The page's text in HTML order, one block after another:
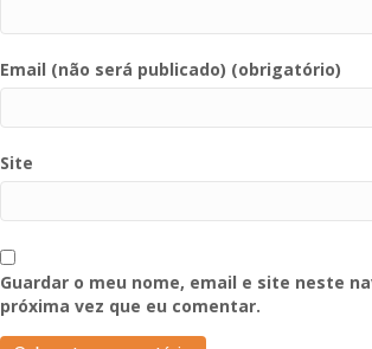
Email (não será publicado) (obrigatório)
Site
Guardar o meu nome, email e site neste
próxima vez que eu comentar.